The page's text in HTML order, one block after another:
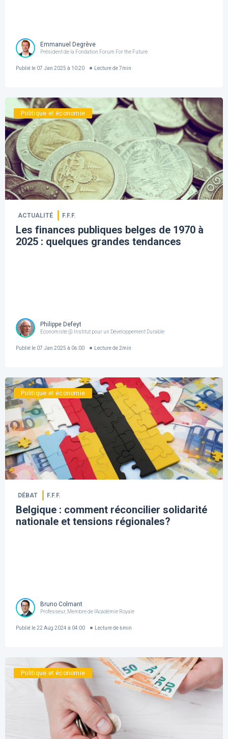
Emmanuel Degrève
Président de la Fondation Forum For the Future
Publié le 07 Jan 2025 à 10:20 Lecture de 7min
Politique et économie
ACTUALITÉ F.F.F.
Les finances publiques belges de 1970 à
2025 : quelques grandes tendances
Philippe Defeyt
Economiste @ Institut pour un Développement Durable
Publié le 07 Jan 2025 à 06:00 Lecture de 2min
Politique et économie
DÉBAT F.F.F.
Belgique : comment réconcilier solidarité
nationale et tensions régionales?
Bruno Colmant
Professeur, Membre de l'Académie Royale
Publié le22 Aug 2024 à 04:00 Lecture de 6min
Politique et économie